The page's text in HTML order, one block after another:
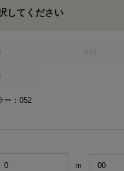
してください
ー：052
m